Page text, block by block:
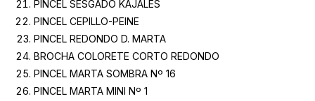
PINCEL SESGADO KAJALES
PINCEL CEPILLO-PEINE
PINCEL REDONDO D. MARTA
BROCHA COLORETE CORTO REDONDO
PINCEL MARTA SOMBRA Nº 16
PINCEL MARTA MINI Nº 1